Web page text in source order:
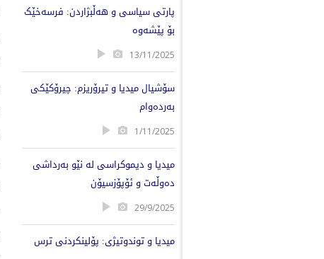
پارتی سیاسی و هەڵبژاردن: فرسەخێک
بۆ پێشەوە
13/11/2025
سۆشیال میدیا و تیرۆریزم: چیرۆکێکی
بەردەوام
1/11/2025
میدیا و دیموکراسی لە نێو بەرداشی
دەوڵەت و ئۆپۆزسیۆن
29/9/2025
میدیا و توندوتیژی: پۆلینکردنی ترس